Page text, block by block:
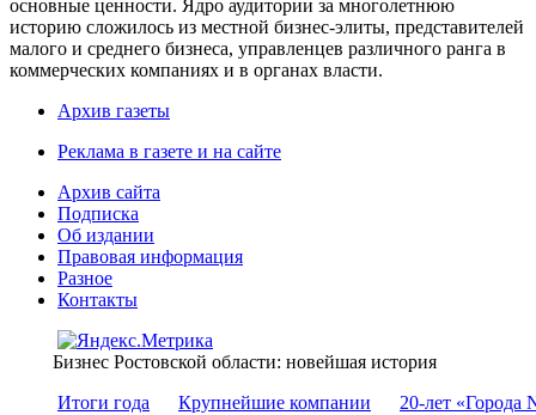
основные ценности. Ядро аудитории за многолетнюю
историю сложилось из местной бизнес-элиты, представителей
малого и среднего бизнеса, управленцев различного ранга в
коммерческих компаниях и в органах власти.
Архив газеты
Реклама в газете и на сайте
Архив сайта
Подписка
Об издании
Правовая информация
Разное
Контакты
Бизнес Ростовской области: новейшая история
Итоги года
Крупнейшие компании 20-лет «Города